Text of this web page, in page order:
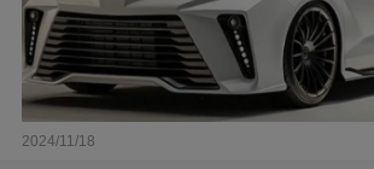
2024/11/18